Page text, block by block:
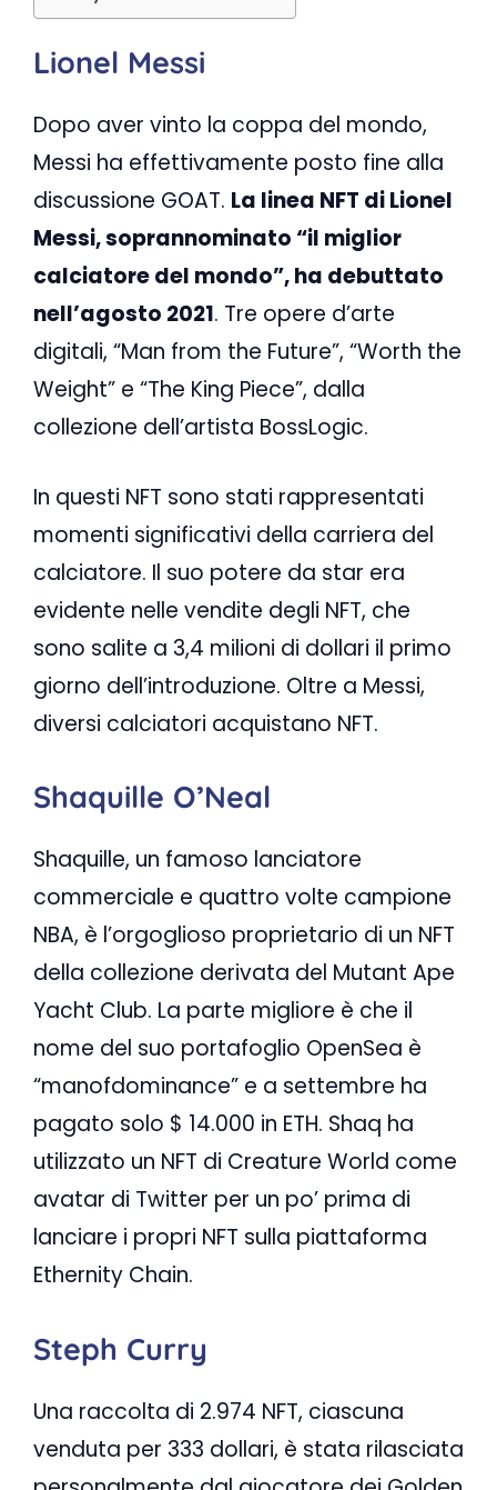
Lionel Messi
Dopo aver vinto la coppa del mondo,
Messi ha effettivamente posto fine alla
discussione GOAT. La linea NFT di Lionel
Messi, soprannominato “il miglior
calciatore del mondo”, ha debuttato
nell’agosto 2021. Tre opere d’arte
digitali, “Man from the Future”, “Worth the
Weight” e “The King Piece”, dalla
collezione dell’artista BossLogic.
In questi NFT sono stati rappresentati
momenti significativi della carriera del
calciatore. Il suo potere da star era
evidente nelle vendite degli NFT, che
sono salite a 3,4 milioni di dollari il primo
giorno dell’introduzione. Oltre a Messi,
diversi calciatori acquistano NFT.
Shaquille O’Neal
Shaquille, un famoso lanciatore
commerciale e quattro volte campione
NBA, è l’orgoglioso proprietario di un NFT
della collezione derivata del Mutant Ape
Yacht Club. La parte migliore è che il
nome del suo portafoglio OpenSea è
“manofdominance” e a settembre ha
pagato solo $ 14.000 in ETH. Shaq ha
utilizzato un NFT di Creature World come
avatar di Twitter per un po’ prima di
lanciare i propri NFT sulla piattaforma
Ethernity Chain.
Steph Curry
Una raccolta di 2.974 NFT, ciascuna
venduta per 333 dollari, è stata rilasciata